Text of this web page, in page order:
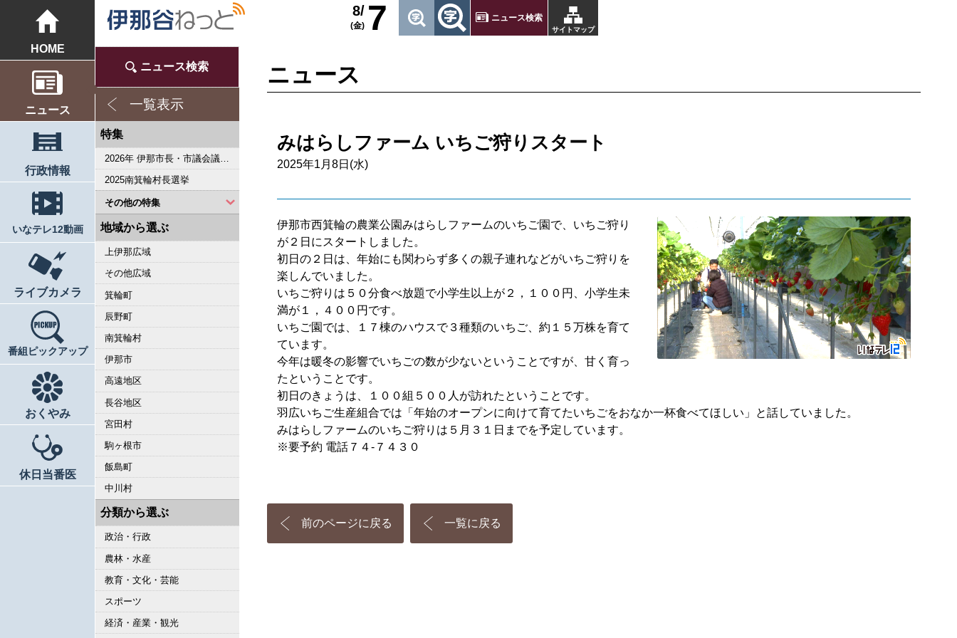
サイトマップ
ニュース検索
7
8/
(金)
HOME
ニュース
行政情報
いなテレ12動画
ライブカメラ
番組ピックアップ
おくやみ
休日当番医
ニュース検索
一覧表示
特集
2026年 伊那市長・市議会議員選挙
2025南箕輪村長選挙
その他の特集
2023県議会議員選挙
2022箕輪町長選挙
2019県議会議員選挙
2018伊那市長選・市議選
桜シリーズ2018
桜シリーズ2017
2015県議会議員選挙
2014箕輪町長選挙
2014伊那市長選・市議選
桜シリーズ2014
カメラリポート
上伊那 医師不足問題
新ごみ中間処理施設
伊那市長・市議選
朝の学舎
記者室
伊那谷1年365人
輝く経営者～その後
花ロマン
伝承 上伊那の50年
駒ヶ根市長選挙
2007年 県議会議員選挙
権兵衛トンネル開通1周年
豪雨被害
新伊那市誕生へ
伊那谷 耐震強度偽装問題
2005年衆院選
その他
地域から選ぶ
上伊那広域
その他広域
箕輪町
辰野町
南箕輪村
伊那市
高遠地区
長谷地区
宮田村
駒ヶ根市
飯島町
中川村
分類から選ぶ
政治・行政
農林・水産
教育・文化・芸能
スポーツ
経済・産業・観光
ニュース
みはらしファーム いちご狩りスタート
2025年1月8日(水)
伊那市西箕輪の農業公園みはらしファームのいちご園で、いちご狩り
が２日にスタートしました。
初日の２日は、年始にも関わらず多くの親子連れなどがいちご狩りを
楽しんでいました。
いちご狩りは５０分食べ放題で小学生以上が２，１００円、小学生未
満が１，４００円です。
いちご園では、１７棟のハウスで３種類のいちご、約１５万株を育て
ています。
今年は暖冬の影響でいちごの数が少ないということですが、甘く育っ
たということです。
初日のきょうは、１００組５００人が訪れたということです。
羽広いちご生産組合では「年始のオープンに向けて育てたいちごをおなか一杯食べてほしい」と話していました。
みはらしファームのいちご狩りは５月３１日までを予定しています。
※要予約 電話７４-７４３０
前のページに戻る 一覧に戻る